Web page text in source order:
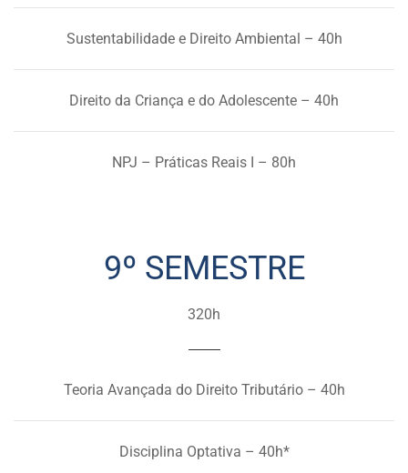
Sustentabilidade e Direito Ambiental – 40h
Direito da Criança e do Adolescente – 40h
NPJ – Práticas Reais I – 80h
9º SEMESTRE
320h
Teoria Avançada do Direito Tributário – 40h
Disciplina Optativa – 40h*